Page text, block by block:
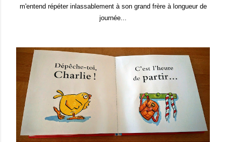
m'entend répéter inlassablement à son grand frère à longueur de
journée...